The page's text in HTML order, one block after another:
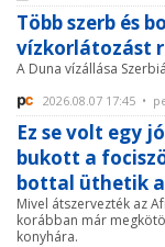
Több szerb és
vízkorlátozást
A Duna vízállása
2026.08.07 17:45 •
Ez se volt egy
bukott a
bottal üthetik
Mivel átszervezték az
korábban már
konyhára.